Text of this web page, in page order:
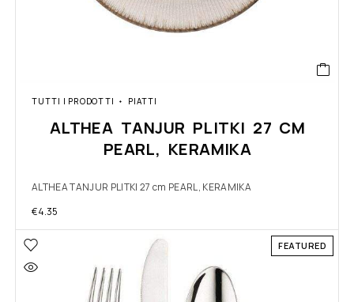
TUTTI I PRODOTTI PIATTI
ALTHEA TANJUR PLITKI 27 CM
PEARL, KERAMIKA
ALTHEA TANJUR PLITKI 27 cm PEARL, KERAMIKA
€4.35
FEATURED